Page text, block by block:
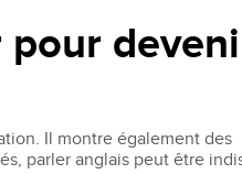
pour
Il montre également des
parler anglais peut être